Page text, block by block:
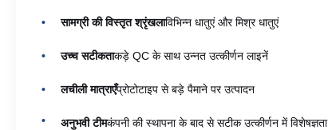
सामग्री की विस्तृत श्रृंखलाविभिन्न धातुएं और मिश्र धातुएं
उच्च सटीकताकड़े QC के साथ उन्नत उत्कीर्णन लाइनें
लचीली मात्राएँप्रोटोटाइप से बड़े पैमाने पर उत्पादन
अनुभवी टीमकंपनी की स्थापना के बाद से सटीक उत्कीर्णन में विशेषज्ञता